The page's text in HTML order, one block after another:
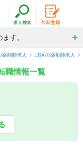
す。
薬剤師求人 北区の薬剤師求人
職情報一覧